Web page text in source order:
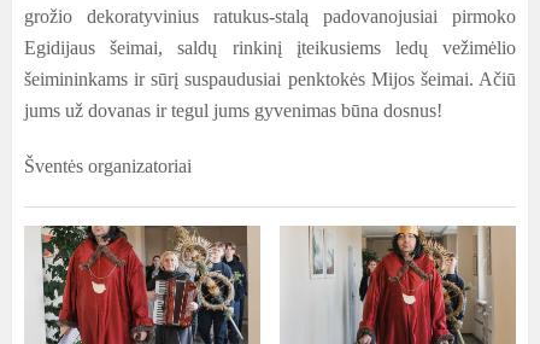
grožio dekoratyvinius ratukus-stalą padovanojusiai pirmoko
Egidijaus šeimai, saldų rinkinį įteikusiems ledų vežimėlio
šeimininkams ir sūrį suspaudusiai penktokės Mijos šeimai. Ačiū
jums už dovanas ir tegul jums gyvenimas būna dosnus!
Šventės organizatoriai